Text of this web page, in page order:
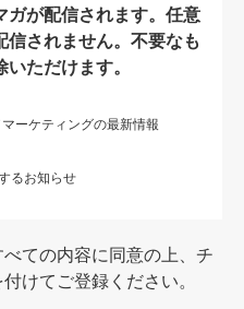
ガが配信されます。任意
されません。不要なも
ただけます。
ーケティングの最新情報
るお知らせ
ての内容に同意の上、チ
けてご登録ください。